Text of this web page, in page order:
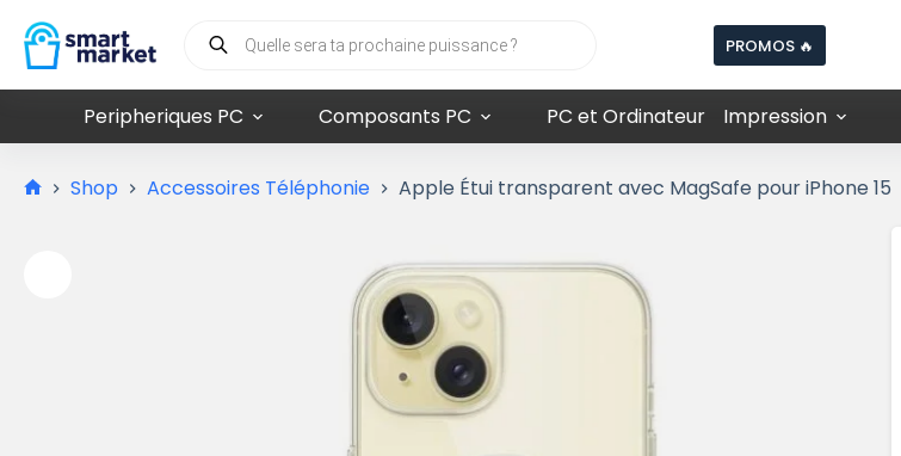
PROMOS 🔥
Peripheriques PC Composants PC PC et Ordinateur Impression
Shop Accessoires Téléphonie Apple Étui transparent avec MagSafe pour iPhone 15